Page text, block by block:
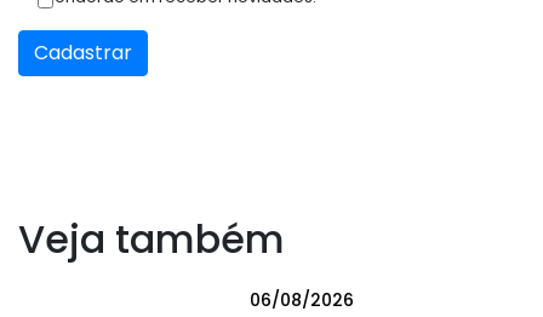
Cadastrar
Veja também
06/08/2026